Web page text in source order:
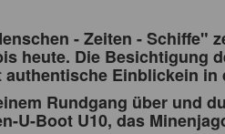
- Zeiten - Schiffe"
heute. Die Besichtigung
Einblickein
Rundgang über und
U-Boot U10, das